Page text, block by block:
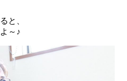
と、
～♪